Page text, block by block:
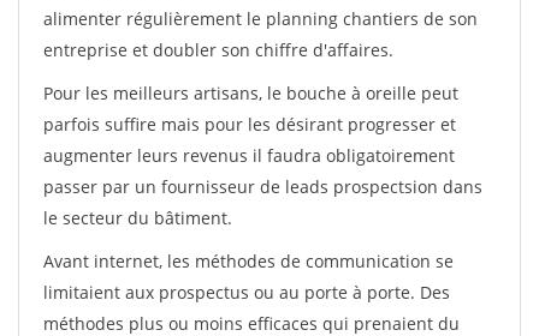
alimenter régulièrement le planning chantiers de son
entreprise et doubler son chiffre d'affaires.
Pour les meilleurs artisans, le bouche à oreille peut
parfois suffire mais pour les désirant progresser et
augmenter leurs revenus il faudra obligatoirement
passer par un fournisseur de leads prospectsion dans
le secteur du bâtiment.
Avant internet, les méthodes de communication se
limitaient aux prospectus ou au porte à porte. Des
méthodes plus ou moins efficaces qui prenaient du